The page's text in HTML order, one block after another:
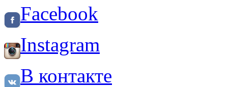
Facebook
Instagram
В контакте